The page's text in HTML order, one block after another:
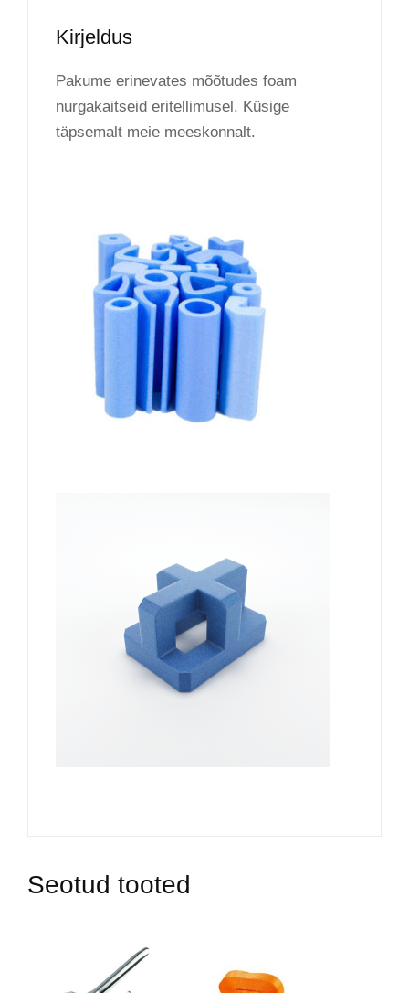
Kirjeldus
Pakume erinevates mõõtudes foam
nurgakaitseid eritellimusel. Küsige
täpsemalt meie meeskonnalt.
Seotud tooted